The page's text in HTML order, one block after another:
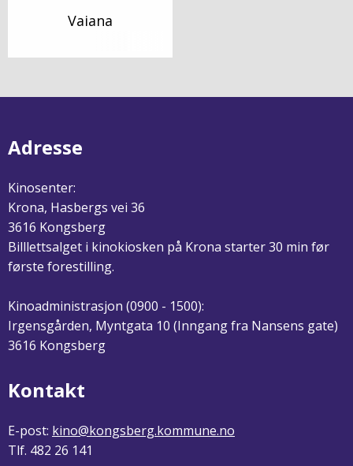
Vaiana
Adresse
Kinosenter:
Krona, Hasbergs vei 36
3616 Kongsberg
Billlettsalget i kinokiosken på Krona starter 30 min før
første forestilling.
Kinoadministrasjon (0900 - 1500):
Irgensgården, Myntgata 10 (Inngang fra Nansens gate)
3616 Kongsberg
Kontakt
E-post: kino@kongsberg.kommune.no
Tlf. 482 26 141